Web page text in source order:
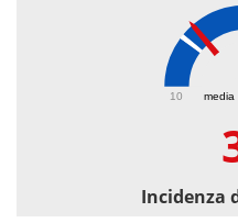
media
10
Incidenza